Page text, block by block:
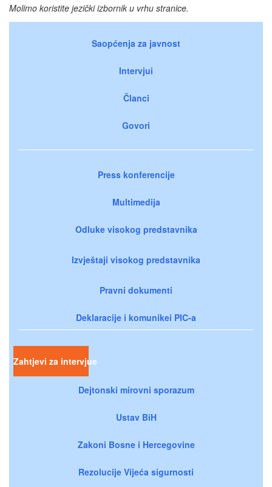
Molimo koristite jezički izbornik u vrhu stranice.
Saopćenja za javnost
Intervjui
Članci
Govori
Press konferencije
Multimedija
Odluke visokog predstavnika
Izvještaji visokog predstavnika
Pravni dokumenti
Deklaracije i komunikei PIC-a
Zahtjevi za intervjue
Dejtonski mirovni sporazum
Ustav BiH
Zakoni Bosne i Hercegovine
Rezolucije Vijeća sigurnosti